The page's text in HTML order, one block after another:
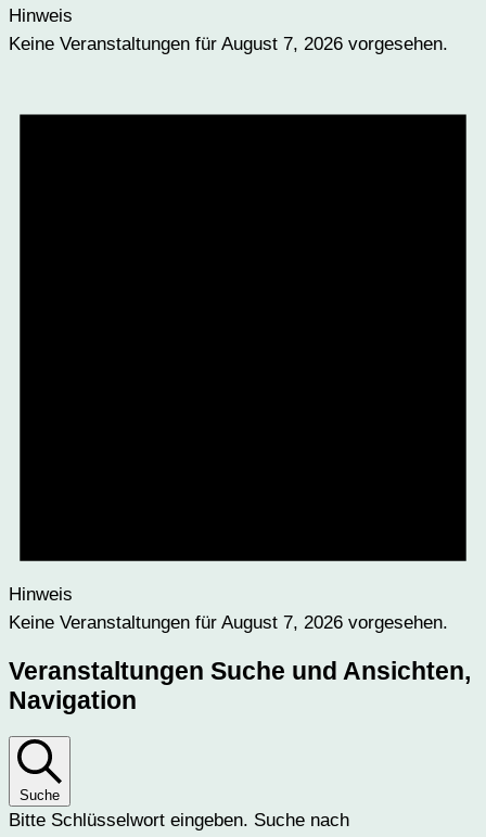
Hinweis
Keine Veranstaltungen für August 7, 2026 vorgesehen.
Hinweis
Keine Veranstaltungen für August 7, 2026 vorgesehen.
Veranstaltungen Suche und Ansichten,
Navigation
Suche
Bitte Schlüsselwort eingeben. Suche nach